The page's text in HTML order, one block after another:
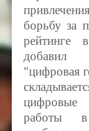
борьбу за
добавил
"цифровая
цифровые
работы